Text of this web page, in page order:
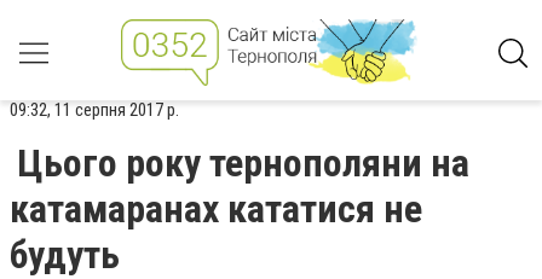
09:32, 11 серпня 2017 р.
Цього року тернополяни на
катамаранах кататися не
будуть